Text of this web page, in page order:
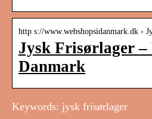
http s://www.webshopsidanmark.dk ›
Jysk Frisørlager –
Danmark
Keywords: jysk frisørlager